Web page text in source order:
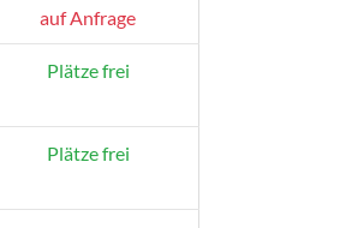
auf Anfrage
Plätze frei
Plätze frei